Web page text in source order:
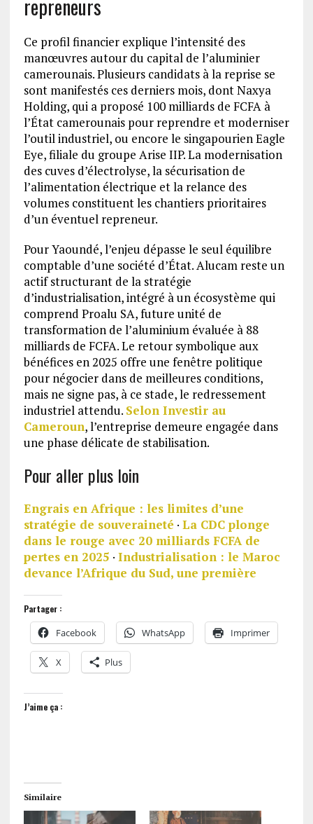
repreneurs
Ce profil financier explique l’intensité des
manœuvres autour du capital de l’aluminier
camerounais. Plusieurs candidats à la reprise se
sont manifestés ces derniers mois, dont Naxya
Holding, qui a proposé 100 milliards de FCFA à
l’État camerounais pour reprendre et moderniser
l’outil industriel, ou encore le singapourien Eagle
Eye, filiale du groupe Arise IIP. La modernisation
des cuves d’électrolyse, la sécurisation de
l’alimentation électrique et la relance des
volumes constituent les chantiers prioritaires
d’un éventuel repreneur.
Pour Yaoundé, l’enjeu dépasse le seul équilibre
comptable d’une société d’État. Alucam reste un
actif structurant de la stratégie
d’industrialisation, intégré à un écosystème qui
comprend Proalu SA, future unité de
transformation de l’aluminium évaluée à 88
milliards de FCFA. Le retour symbolique aux
bénéfices en 2025 offre une fenêtre politique
pour négocier dans de meilleures conditions,
mais ne signe pas, à ce stade, le redressement
industriel attendu. Selon Investir au
Cameroun, l’entreprise demeure engagée dans
une phase délicate de stabilisation.
Pour aller plus loin
Engrais en Afrique : les limites d’une
stratégie de souveraineté· La CDC plonge
dans le rouge avec 20 milliards FCFA de
pertes en 2025 · Industrialisation : le Maroc
devance l’Afrique du Sud, une première
Partager :
Facebook WhatsApp Imprimer
X Plus
J’aime ça :
Similaire